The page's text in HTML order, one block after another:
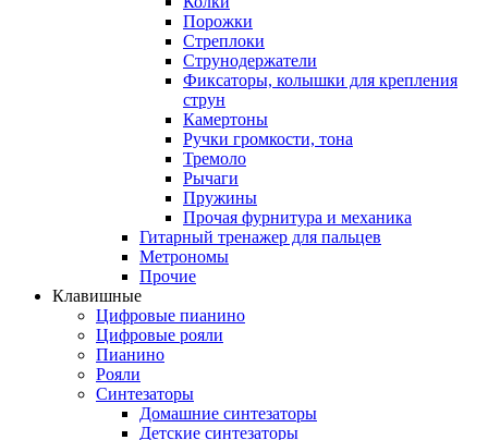
Порожки
Стреплоки
Струнодержатели
Фиксаторы, колышки для крепления
струн
Камертоны
Ручки громкости, тона
Тремоло
Рычаги
Пружины
Прочая фурнитура и механика
Гитарный тренажер для пальцев
Метрономы
Прочие
Клавишные
Цифровые пианино
Цифровые рояли
Пианино
Рояли
Синтезаторы
Домашние синтезаторы
Детские синтезаторы